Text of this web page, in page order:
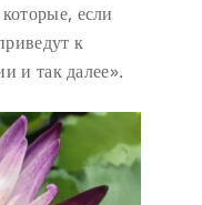
если
к
и так далее».